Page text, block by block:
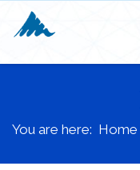
You are here: Home